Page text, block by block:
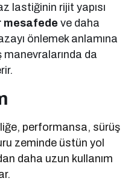
lastiğinin rijit yapısı
mesafede ve daha
önlemek anlamına
da
performansa, sürüş
zeminde üstün yol
daha uzun kullanım